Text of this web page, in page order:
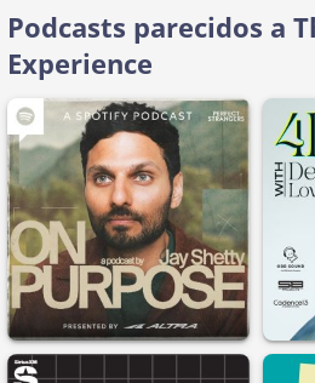
Podcasts parecidos a
Experience